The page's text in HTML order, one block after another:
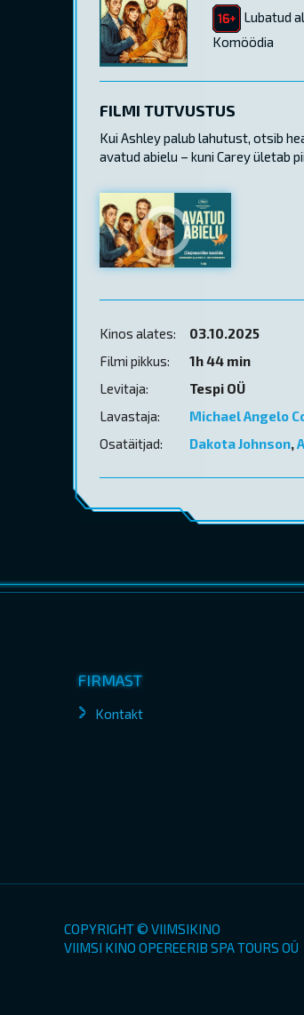
Lubatud
Komöödia
FILMI TUTVUSTUS
Kui Ashley palub lahutust, otsib
avatud abielu – kuni Carey ületab
Kinos alates:
03.10.2025
Filmi pikkus:
1h 44 min
Levitaja:
Tespi OÜ
Lavastaja:
Michael Angelo
Osatäitjad:
Dakota Johnson,
FIRMAST
Kontakt
COPYRIGHT © VIIMSIKINO
VIIMSI KINO OPEREERIB SPA TOURS OÜ